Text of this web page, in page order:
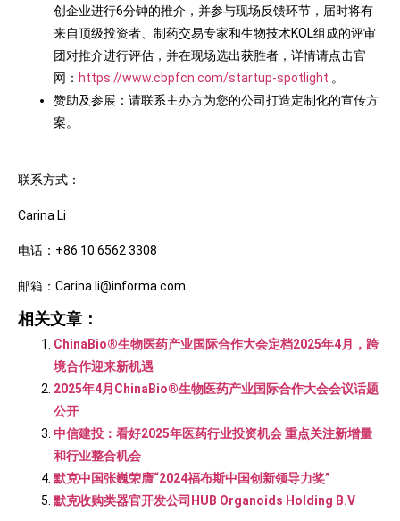
创企业进行6分钟的推介，并参与现场反馈环节，届时将有
来自顶级投资者、制药交易专家和生物技术KOL组成的评审
团对推介进行评估，并在现场选出获胜者，详情请点击官
网： https://www.cbpfcn.com/startup-spotlight 。
赞助及参展：请联系主办方为您的公司打造定制化的宣传方
案。
联系方式：
Carina Li
电话：+86 10 6562 3308
邮箱：Carina.li@informa.com
相关文章：
ChinaBio®生物医药产业国际合作大会定档2025年4月，跨
境合作迎来新机遇
2025年4月ChinaBio®生物医药产业国际合作大会会议话题
公开
中信建投：看好2025年医药行业投资机会 重点关注新增量
和行业整合机会
默克中国张巍荣膺“2024福布斯中国创新领导力奖”
默克收购类器官开发公司HUB Organoids Holding B.V